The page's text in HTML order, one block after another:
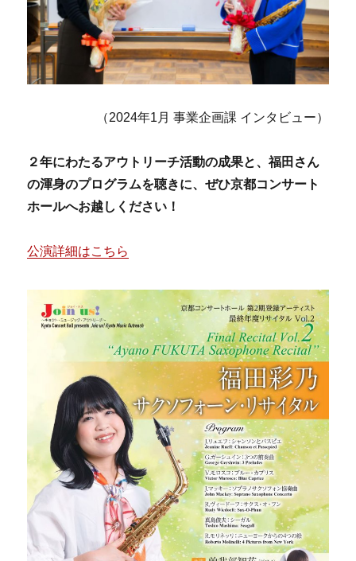
（2024年1月 事業企画課 インタビュー）
２年にわたるアウトリーチ活動の成果と、福田さん
の渾身のプログラムを聴きに、ぜひ京都コンサート
ホールへお越しください！
公演詳細はこちら